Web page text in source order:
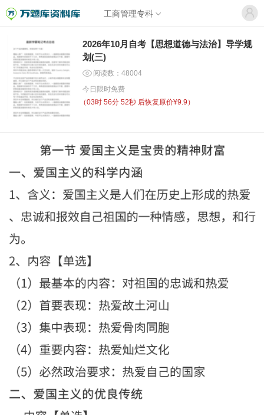
工商管理专科
2026年10月自考【思想道德与法治】导学规
划(三)
阅读数：48004
今日限时免费
（03时 56分 52秒 后恢复原价¥9.9）